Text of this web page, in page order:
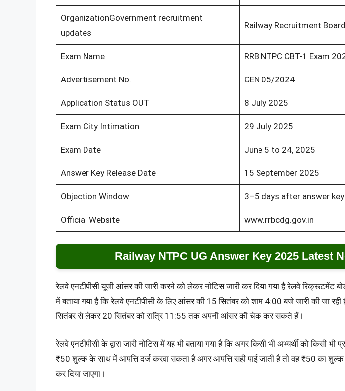
OrganizationGovernment recruitment
updates
Railway Recruitment
Exam Name RRB NTPC CBT-1 Exam
Advertisement No. CEN 05/2024
Application Status OUT 8 July 2025
Exam City Intimation 29 July 2025
Exam Date June 5 to 24, 2025
Answer Key Release Date 15 September 2025
Objection Window 3–5 days after answer
Official Website www.rrbcdg.gov.in
Railway NTPC UG Answer Key 2025 Latest
रेलवे एनटीपीसी यूजी आंसर की जारी करने को लेकर नोटिस जारी कर दिया गया है रेलवे रिक्रूटमेंट
में बताया गया है कि रेलवे एनटीपीसी के लिए आंसर की 15 सितंबर को शाम 4:00 बजे जारी की जा रही
सितंबर से लेकर 20 सितंबर को रात्रि 11:55 तक अपनी आंसर की चेक कर सकते हैं।
रेलवे एनटीपीसी के द्वारा जारी नोटिस में यह भी बताया गया है कि अगर किसी भी अभ्यर्थी को किसी भी
₹50 शुल्क के साथ में आपत्ति दर्ज करवा सकता है अगर आपत्ति सही पाई जाती है तो वह ₹50 का
कर दिया जाएगा।